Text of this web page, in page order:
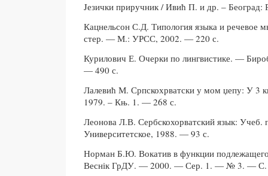
Jезички приручник / Ивић П. и др. –
Кацнельсон С.Д. Типология языка и
стер. — М.: УРСС, 2002. — 220 с.
Курилович Е. Очерки по лингвистике. —
— 490 с.
Лалевић М. Српскохрватски у мом џепу: У 3
1979. – Књ. 1. — 268 с.
Леонова Л.В. Сербскохорватский язык:
Университетское, 1988. — 93 с.
Норман Б.Ю. Вокатив в функции подлежащего
Веснік ГрДУ. — 2000. — Сер. 1. — № 3. —